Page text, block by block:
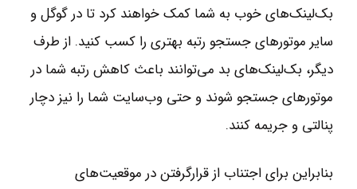
بک‌لینک‌های خوب به شما کمک خواهند کرد تا در گوگل و
سایر موتورهای جستجو رتبه بهتری را کسب کنید. از طرف
دیگر، بک‌لینک‌های بد می‌توانند باعث کاهش رتبه شما در
موتورهای جستجو شوند و حتی وب‌سایت شما را نیز دچار
پنالتی و جریمه کنند.
بنابراین برای اجتناب از قرارگرفتن در موقعیت‌های